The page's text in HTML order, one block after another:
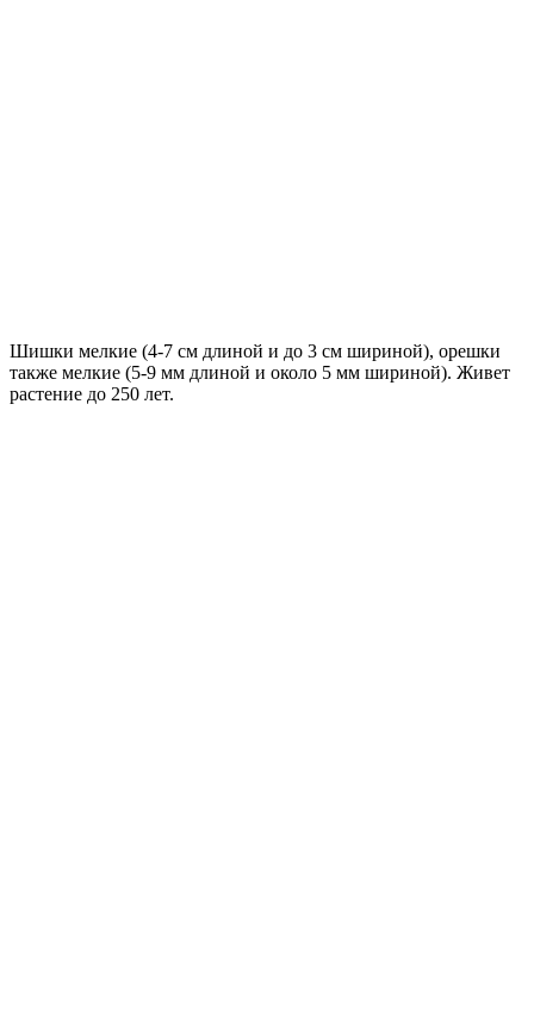
Шишки мелкие (4-7 см длиной и до 3 см шириной), орешки
также мелкие (5-9 мм длиной и около 5 мм шириной). Живет
растение до 250 лет.